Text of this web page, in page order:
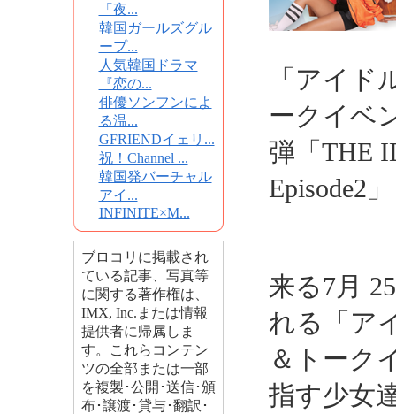
「夜...
韓国ガールズグル
ープ...
人気韓国ドラマ
『恋の...
俳優ソンフンによ
る温...
GFRIENDイェリ...
祝！Channel ...
韓国発バーチャル
アイ...
INFINITE×M...
ブロコリに掲載され
ている記事、写真等
に関する著作権は、
IMX, Inc.または情報
提供者に帰属しま
す。これらコンテン
ツの全部または一部
を複製･公開･送信･頒
布･譲渡･貸与･翻訳･
「アイ
ークイベ
弾「THE
Episode2
来る7月
れる「ア
＆トーク
指す少女